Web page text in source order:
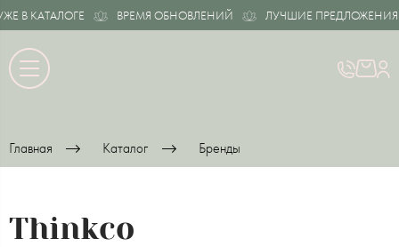
КАТАЛОГЕ ВРЕМЯ ОБНОВЛЕНИЙ ЛУЧШИЕ ПРЕДЛОЖЕНИЯ
Главная Каталог Бренды
Thinkco